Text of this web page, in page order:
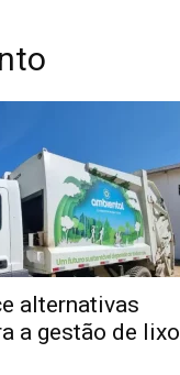
alternativas
a gestão de lixo